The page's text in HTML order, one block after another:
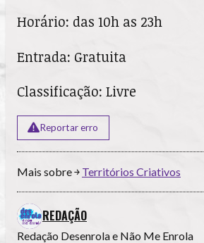
Horário: das 10h as 23h
Entrada: Gratuita
Classificação: Livre
Reportar erro
Mais sobre ￫ Territórios Criativos
REDAÇÃO
Redação Desenrola e Não Me Enrola